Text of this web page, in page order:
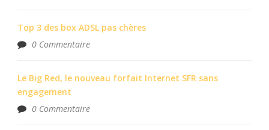
Top 3 des box ADSL pas chères
0 Commentaire
Le Big Red, le nouveau forfait Internet SFR sans
engagement
0 Commentaire